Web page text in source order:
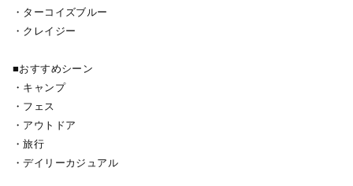
・ターコイズブルー
・クレイジー
■おすすめシーン
・キャンプ
・フェス
・アウトドア
・旅行
・デイリーカジュアル